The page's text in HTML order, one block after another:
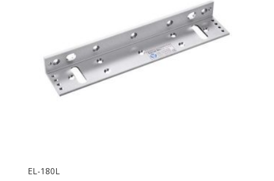
EL-180L